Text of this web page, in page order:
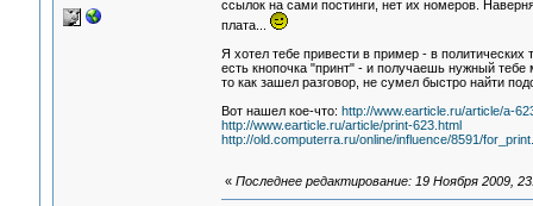
ссылок на сами постинги, нет их номеров.
плата...
Я хотел тебе привести в пример - в политических
есть кнопочка "принт" - и получаешь нужный
то как зашел разговор, не сумел быстро найти
Вот нашел кое-что: http://www.earticle.ru/article/a-
http://www.earticle.ru/article/print-623.html
http://old.computerra.ru/online/influence/8591/
« Последнее редактирование: 19 Ноября 2009,